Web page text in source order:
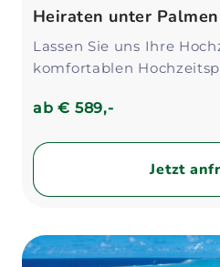
Heiraten unter Palmen
Lassen Sie uns Ihre
komfortablen
ab€ 589,-
Jetzt